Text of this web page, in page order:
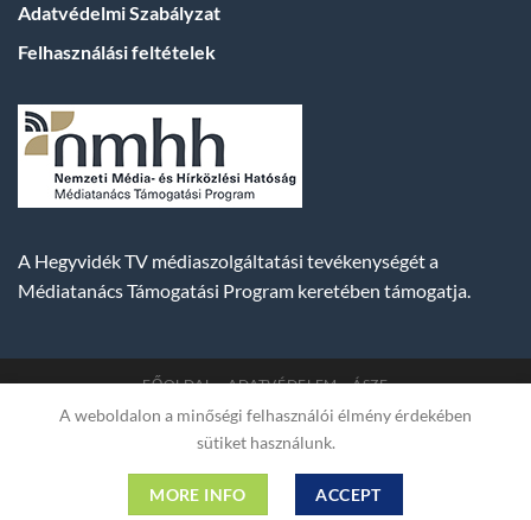
Adatvédelmi Szabályzat
Felhasználási feltételek
A Hegyvidék TV médiaszolgáltatási tevékenységét a
Médiatanács Támogatási Program keretében támogatja.
FŐOLDAL ADATVÉDELEM ÁSZF
Copyright 2007-2026 © BUDA TV | Hegyvidék Média
Műsorszolgáltató Kft. | Budapest, Hungary, XII. Hajnóczy József
utca 2. fszt. | Cg. 01-09-882523 | A weboldal 256 bit SSL COMODO
titkosítással védve
A weboldalon a minőségi felhasználói élmény érdekében
sütiket használunk.
MORE INFO ACCEPT